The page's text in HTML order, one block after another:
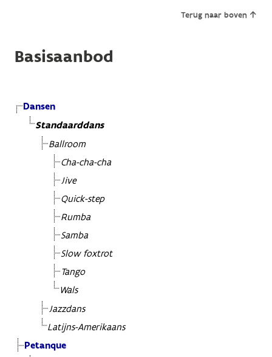
Terug naar boven
Basisaanbod
Dansen
Standaarddans
Ballroom
Cha-cha-cha
Jive
Quick-step
Rumba
Samba
Slow foxtrot
Tango
Wals
Jazzdans
Latijns-Amerikaans
Petanque